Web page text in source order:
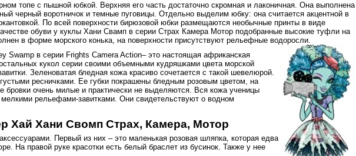
топе с пышной юбкой. Верхняя его часть достаточно скромная и лаконичная. Она выполнена
черный воротничок и темные пуговицы. Отдельно выделим юбку: она считается акцентной в
По всей поверхности бирюзовой юбки размещаются необычные принты в виде
обуви у куклы Хани Свамп в серии Страх Камера Мотор подобранные высокие туфли на
в форме морского конька, на поверхности присутствуют рельефные водоросли.
Swamp в серии Frights Camera Action– это настоящая африканская
кукол серии своими объемными кудряшками цвета морской
Зеленоватая бледная кожа красиво сочетается с такой шевелюрой.
ресничками. Ее губки покрашены бледным розовым цветом, на
бровки очень милые и практически не выделяются. Вся кожа ученицы
рельефами-завитками. Они свидетельствуют о водном
Хай Хани Свомп Страх, Камера, Мотор
Первый из них – это маленькая розовая шляпка, которая едва
На правой руке красотки есть белый браслет из бусинок. Также у нее